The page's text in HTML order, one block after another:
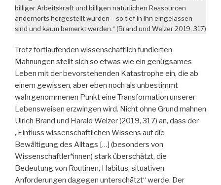
billiger Arbeitskraft und billigen natürlichen Ressourcen
andernorts hergestellt wurden – so tief in ihn eingelassen
sind und kaum bemerkt werden.“ (Brand und Welzer 2019, 317)
Trotz fortlaufenden wissenschaftlich fundierten
Mahnungen stellt sich so etwas wie ein genügsames
Leben mit der bevorstehenden Katastrophe ein, die ab
einem gewissen, aber eben noch als unbestimmt
wahrgenommenen Punkt eine Transformation unserer
Lebensweisen erzwingen wird. Nicht ohne Grund mahnen
Ulrich Brand und Harald Welzer (2019, 317) an, dass der
„Einfluss wissenschaftlichen Wissens auf die
Bewältigung des Alltags […] (besonders von
Wissenschaftler*innen) stark überschätzt, die
Bedeutung von Routinen, Habitus, situativen
Anforderungen dagegen unterschätzt“ werde. Der